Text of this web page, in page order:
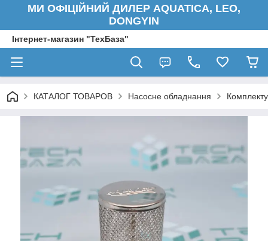
МИ ОФІЦІЙНИЙ ДИЛЕР AQUATICA, LEO,
DONGYIN
Інтернет-магазин "ТехБаза"
КАТАЛОГ ТОВАРОВ Насосне обладнання